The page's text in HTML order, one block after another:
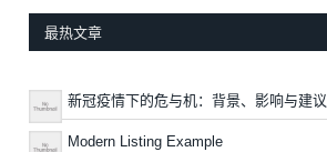
最热文章
新冠疫情下的危与机：背景、影响与建议
Modern Listing Example